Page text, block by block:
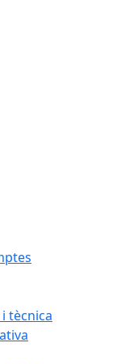
tècnica